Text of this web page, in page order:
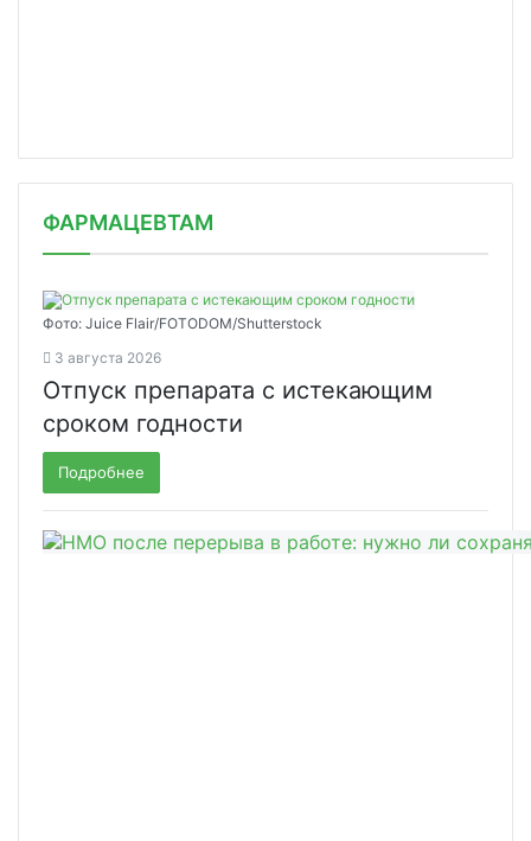
ФАРМАЦЕВТАМ
Фото: Juice Flair/FOTODOM/Shutterstoсk
3 августа 2026
Отпуск препарата с истекающим
сроком годности
Подробнее